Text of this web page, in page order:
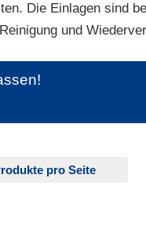
Die Einlagen sind
und
pro Seite